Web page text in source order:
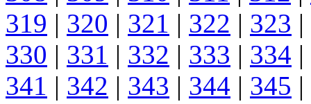
319 | 320 | 321 | 322 | 323 |
330 | 331 | 332 | 333 | 334 |
341 | 342 | 343 | 344 | 345 |